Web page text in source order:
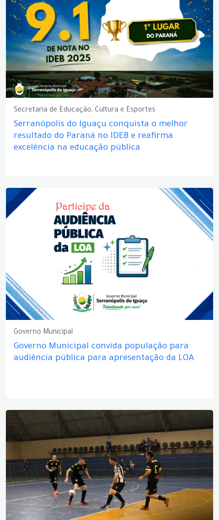
Secretaria de Educação, Cultura e Esportes
Serranópolis do Iguaçu conquista o melhor
resultado do Paraná no IDEB e reafirma
excelência na educação pública
Governo Municipal
Governo Municipal convida população para
audiência pública para apresentação da LOA